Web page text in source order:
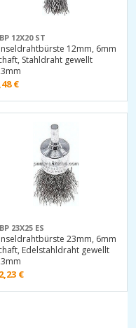
12X20 ST
12mm, 6mm
Stahldraht gewellt
€
23X25 ES
23mm, 6mm
Edelstahldraht gewellt
€